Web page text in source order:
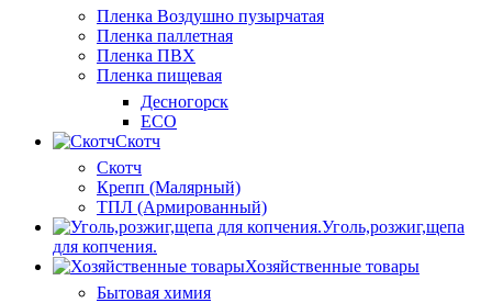
Пленка Воздушно пузырчатая
Пленка паллетная
Пленка ПВХ
Пленка пищевая
Десногорск
ECO
Скотч
Скотч
Крепп (Малярный)
ТПЛ (Армированный)
Уголь,розжиг,щепа
для копчения.
Хозяйственные товары
Бытовая химия